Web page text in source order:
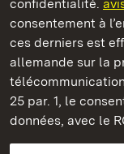
confidentialité.
consentement à
ces derniers est
allemande sur la
25 par. 1, le
données, avec le
Château-fort de
Châteaux et
FAQ et réponses
Explications sur
BITV-konform